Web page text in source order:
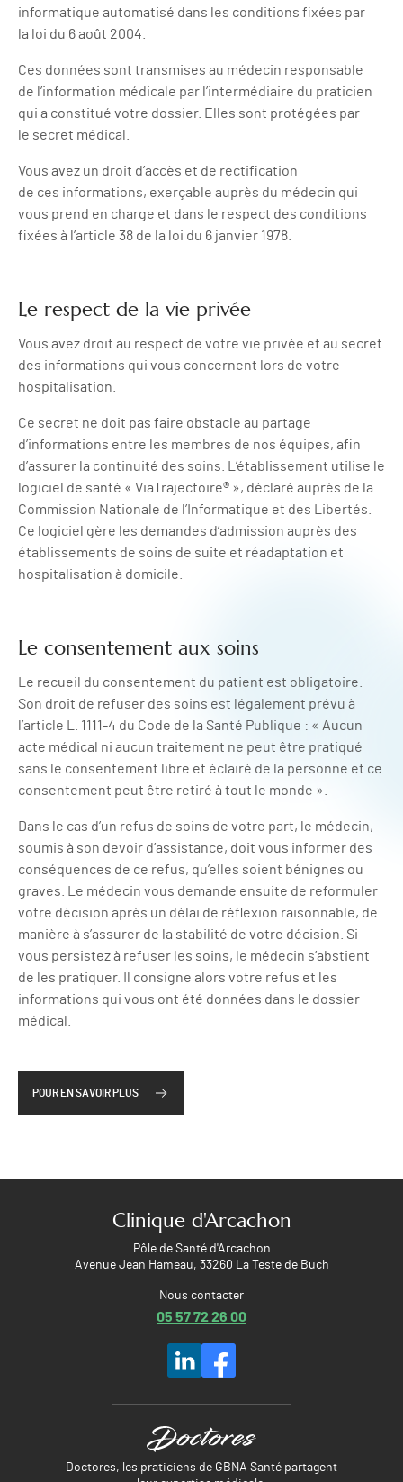
informatique automatisé dans les conditions fixées par
la loi du 6 août 2004.
Ces données sont transmises au médecin responsable
de l’information médicale par l’intermédiaire du praticien
qui a constitué votre dossier. Elles sont protégées par
le secret médical.
Vous avez un droit d’accès et de rectification
de ces informations, exerçable auprès du médecin qui
vous prend en charge et dans le respect des conditions
fixées à l’article 38 de la loi du 6 janvier 1978.
Le respect de la vie privée
Vous avez droit au respect de votre vie privée et au secret
des informations qui vous concernent lors de votre
hospitalisation.
Ce secret ne doit pas faire obstacle au partage
d’informations entre les membres de nos équipes, afin
d’assurer la continuité des soins. L’établissement utilise le
logiciel de santé « ViaTrajectoire® », déclaré auprès de la
Commission Nationale de l’Informatique et des Libertés.
Ce logiciel gère les demandes d’admission auprès des
établissements de soins de suite et réadaptation et
hospitalisation à domicile.
Le consentement aux soins
Le recueil du consentement du patient est obligatoire.
Son droit de refuser des soins est légalement prévu à
l’article L. 1111-4 du Code de la Santé Publique : « Aucun
acte médical ni aucun traitement ne peut être pratiqué
sans le consentement libre et éclairé de la personne et ce
consentement peut être retiré à tout le monde ».
Dans le cas d’un refus de soins de votre part, le médecin,
soumis à son devoir d’assistance, doit vous informer des
conséquences de ce refus, qu’elles soient bénignes ou
graves. Le médecin vous demande ensuite de reformuler
votre décision après un délai de réflexion raisonnable, de
manière à s’assurer de la stabilité de votre décision. Si
vous persistez à refuser les soins, le médecin s’abstient
de les pratiquer. Il consigne alors votre refus et les
informations qui vous ont été données dans le dossier
médical.
POUR EN SAVOIR PLUS
Clinique d'Arcachon
Pôle de Santé d'Arcachon
Avenue Jean Hameau, 33260 La Teste de Buch
Nous contacter
05 57 72 26 00
Doctores, les praticiens de GBNA Santé partagent